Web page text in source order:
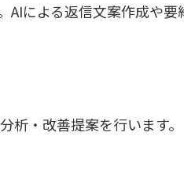
AIによる返信文案作成や
析・改善提案を行います。